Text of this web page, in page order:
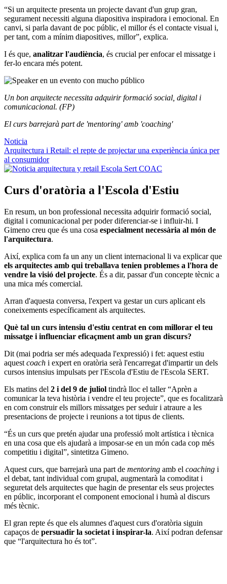
“Si un arquitecte presenta un projecte davant d'un grup gran,
segurament necessiti alguna diapositiva inspiradora i emocional. En
canvi, si parla davant de poc públic, el millor és el contacte visual i,
per tant, com a mínim diapositives, millor”, explica.
I és que, analitzar l'audiència, és crucial per enfocar el missatge i
fer-lo encara més potent.
Un bon arquitecte necessita adquirir formació social, digital i
comunicacional. (FP)
El curs barrejarà part de 'mentoring' amb 'coaching'
Noticia
Arquitectura i Retail: el repte de projectar una experiència única per
al consumidor
Curs d'oratòria a l'Escola d'Estiu
En resum, un bon professional necessita adquirir formació social,
digital i comunicacional per poder diferenciar-se i influir-hi. I
Gimeno creu que és una cosa especialment necessària al món de
l'arquitectura.
Així, explica com fa un any un client internacional li va explicar que
els arquitectes amb qui treballava tenien problemes a l'hora de
vendre la visió del projecte. És a dir, passar d'un concepte tècnic a
una mica més comercial.
Arran d'aquesta conversa, l'expert va gestar un curs aplicant els
coneixements específicament als arquitectes.
Què tal un curs intensiu d'estiu centrat en com millorar el teu
missatge i influenciar eficaçment amb un gran discurs?
Dit (mai podria ser més adequada l'expressió) i fet: aquest estiu
aquest coach i expert en oratòria serà l'encarregat d'impartir un dels
cursos intensius impulsats per l'Escola d'Estiu de l'Escola SERT.
Els matins del 2 i del 9 de juliol tindrà lloc el taller “Aprèn a
comunicar la teva història i vendre el teu projecte”, que es focalitzarà
en com construir els millors missatges per seduir i atraure a les
presentacions de projecte i reunions a tot tipus de clients.
“És un curs que pretén ajudar una professió molt artística i tècnica
en una cosa que els ajudarà a imposar-se en un món cada cop més
competitiu i digital”, sintetitza Gimeno.
Aquest curs, que barrejarà una part de mentoring amb el coaching i
el debat, tant individual com grupal, augmentarà la comoditat i
seguretat dels arquitectes que hagin de presentar els seus projectes
en públic, incorporant el component emocional i humà al discurs
més tècnic.
El gran repte és que els alumnes d'aquest curs d'oratòria siguin
capaços de persuadir la societat i inspirar-la. Així podran defensar
que “l'arquitectura ho és tot”.